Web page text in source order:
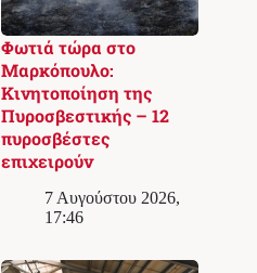
Φωτιά τώρα στο
Μαρκόπουλο:
Κινητοποίηση της
Πυροσβεστικής – 12
πυροσβέστες
επιχειρούν
7 Αυγούστου 2026,
17:46